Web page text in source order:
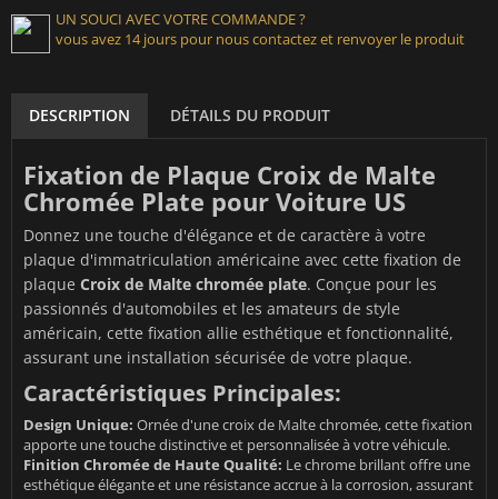
UN SOUCI AVEC VOTRE COMMANDE ?
vous avez 14 jours pour nous contactez et renvoyer le produit
DESCRIPTION DÉTAILS DU PRODUIT
Fixation de Plaque Croix de Malte
Chromée Plate pour Voiture US
Donnez une touche d'élégance et de caractère à votre
plaque d'immatriculation américaine avec cette fixation de
plaque Croix de Malte chromée plate. Conçue pour les
passionnés d'automobiles et les amateurs de style
américain, cette fixation allie esthétique et fonctionnalité,
assurant une installation sécurisée de votre plaque.
Caractéristiques Principales:
Design Unique: Ornée d'une croix de Malte chromée, cette fixation
apporte une touche distinctive et personnalisée à votre véhicule.
Finition Chromée de Haute Qualité: Le chrome brillant offre une
esthétique élégante et une résistance accrue à la corrosion, assurant